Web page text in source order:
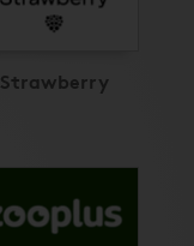
Strawberry